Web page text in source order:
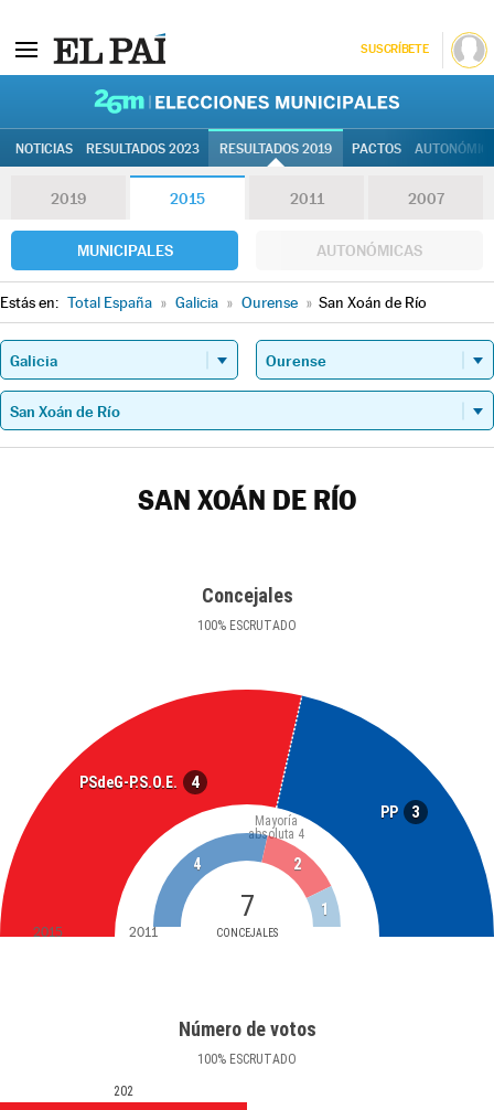
SUSCRÍBETE
NOTICIAS RESULTADOS 2023 RESULTADOS 2019 PACTOS
2019 2015 2011 2007
MUNICIPALES AUTONÓMICAS
Estás en: Total España » Galicia » Ourense » San Xoán de Río
SAN XOÁN DE RÍO
Concejales
100% ESCRUTADO
PSdeG-P.S.O.E. 4
PP 3
7
CONCEJALES
Mayoría
absoluta 4
4 2
1
2015 2011
Número de votos
100% ESCRUTADO
202